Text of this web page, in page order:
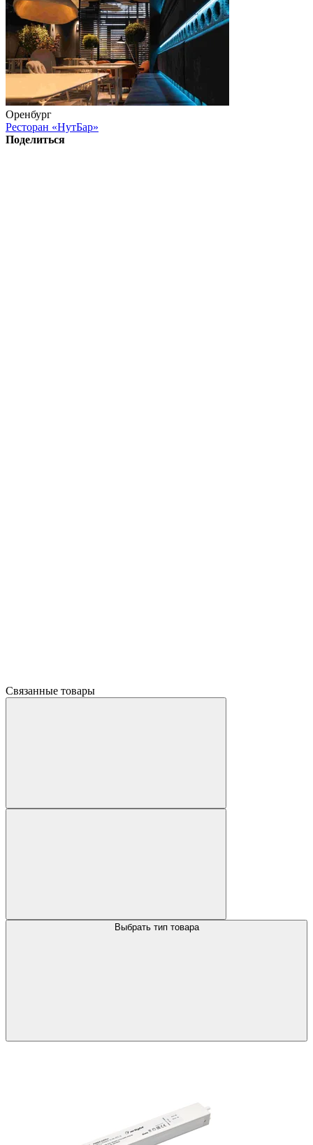
Оренбург
Ресторан «НутБар»
Поделиться
Связанные товары
Выбрать тип товара